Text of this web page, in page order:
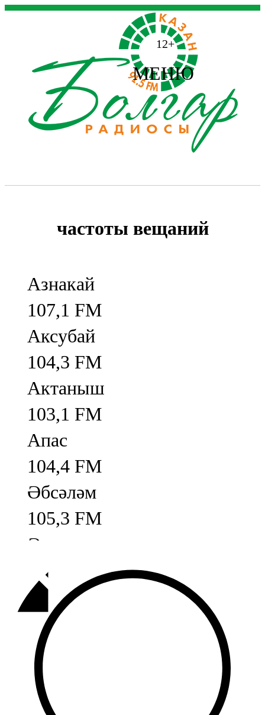
12+
МЕНЮ
частоты вещаний
Азнакай
107,1 FM
Аксубай
104,3 FM
Актаныш
103,1 FM
Апас
104,4 FM
Әбсәләм
105,3 FM
Әлмәт
92,9 FM
Базарлы матак
107,1 FM
Балык бистәсе
104,9 FM
Баулы